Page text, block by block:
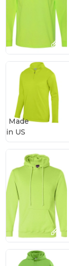
Made
in US